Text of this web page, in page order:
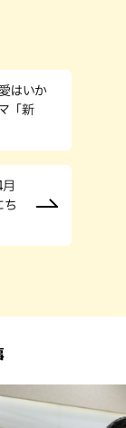
はいか
「新
ち